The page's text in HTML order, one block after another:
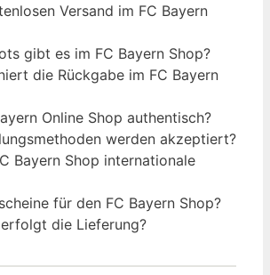
Versand im FC Bayern
gibt es im FC Bayern Shop?
die Rückgabe im FC Bayern
Online Shop authentisch?
werden akzeptiert?
Bayern Shop internationale
für den FC Bayern Shop?
die Lieferung?